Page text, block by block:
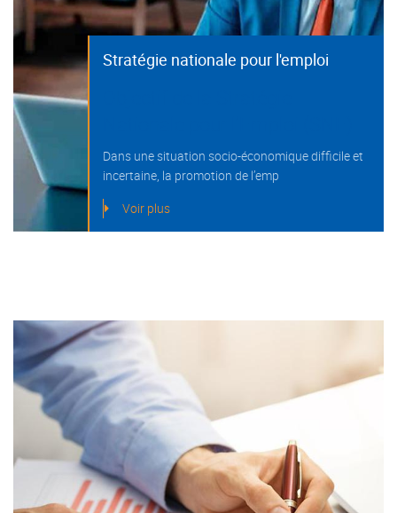
Stratégie nationale pour l'emploi
Dans une situation socio-économique difficile et
incertaine, la promotion de l’emp
Voir plus